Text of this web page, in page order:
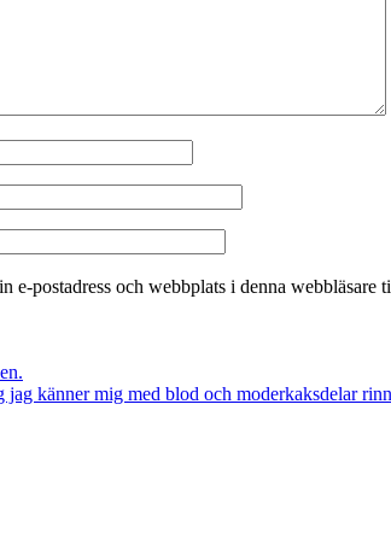
e-postadress och webbplats i denna webbläsare
jag känner mig med blod och moderkaksdelar